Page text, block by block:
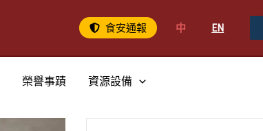
食安通報 中 EN
榮譽事蹟 資源設備